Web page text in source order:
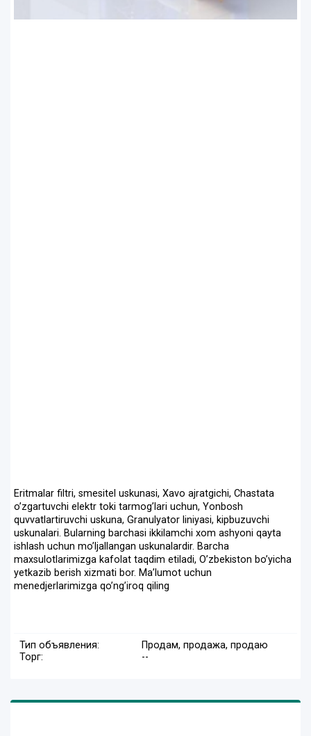
Eritmalar filtri, smesitel uskunasi, Xavo ajratgichi, Chastata
oʼzgartuvchi elektr toki tarmogʼlari uchun, Yonbosh
quvvatlartiruvchi uskuna, Granulyator liniyasi, kipbuzuvchi
uskunalari. Bularning barchasi ikkilamchi xom ashyoni qayta
ishlash uchun moʼljallangan uskunalardir. Barcha
maxsulotlarimizga kafolat taqdim etiladi, Oʼzbekiston boʼyicha
yetkazib berish xizmati bor. Maʼlumot uchun
menedjerlarimizga qoʼngʼiroq qiling
Тип объявления:
Продам, продажа, продаю
Торг:
--